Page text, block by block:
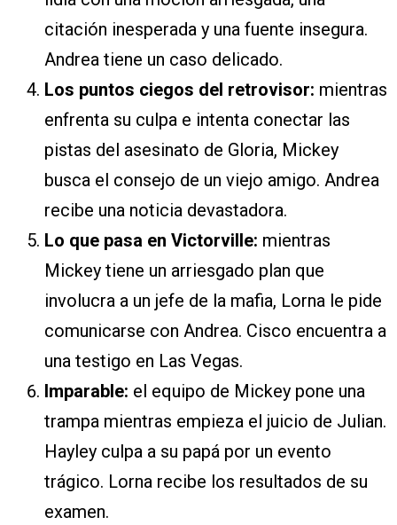
citación inesperada y una fuente insegura.
Andrea tiene un caso delicado.
Los puntos ciegos del retrovisor: mientras
enfrenta su culpa e intenta conectar las
pistas del asesinato de Gloria, Mickey
busca el consejo de un viejo amigo. Andrea
recibe una noticia devastadora.
Lo que pasa en Victorville: mientras
Mickey tiene un arriesgado plan que
involucra a un jefe de la mafia, Lorna le pide
comunicarse con Andrea. Cisco encuentra a
una testigo en Las Vegas.
Imparable: el equipo de Mickey pone una
trampa mientras empieza el juicio de Julian.
Hayley culpa a su papá por un evento
trágico. Lorna recibe los resultados de su
examen.